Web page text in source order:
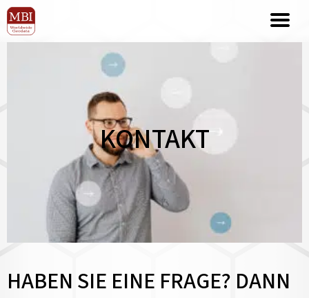
KONTAKT
HABEN SIE EINE FRAGE? DANN